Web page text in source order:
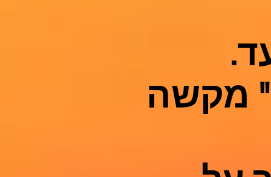
מקשה